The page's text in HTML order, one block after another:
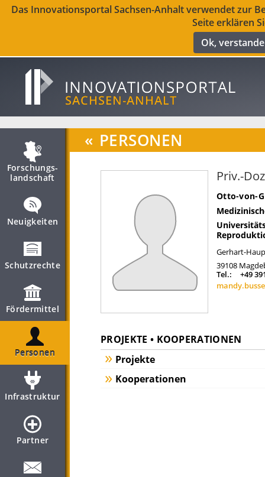
Das Innovationsportal Sachsen-Anhalt verwendet zur
Seite erklären
Ok,
Forschungs­
landschaft
Neuigkeiten
Schutzrechte
Fördermittel
Personen
Infrastruktur
Partner
« PERSONEN
Priv.-
Otto-von-
Gerhart-
39108
Tel.:
+49
PROJEKTE • KOOPERATIONEN
Projekte
Kooperationen